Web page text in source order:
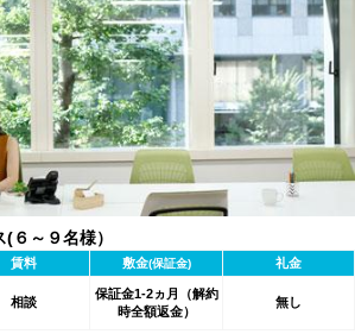
６～９名様）
賃料 敷金(保証金) 礼金
相談
保証金1-2ヵ月（解約
時全額返金）
無し